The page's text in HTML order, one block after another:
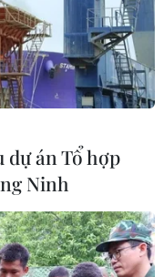
dự án Tổ hợp
Ninh